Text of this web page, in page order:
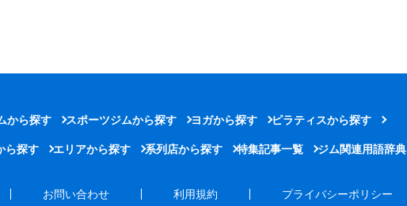
から探す スポーツジムから探す ヨガから探す ピラティスから探す
ら探す エリアから探す 系列店から探す 特集記事一覧 ジム関連用語辞典
お問い合わせ 利用規約 プライバシーポリシー